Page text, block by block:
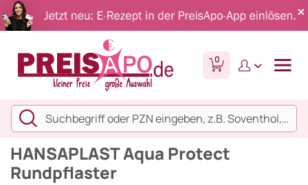
0
HANSAPLAST Aqua Protect
Rundpflaster